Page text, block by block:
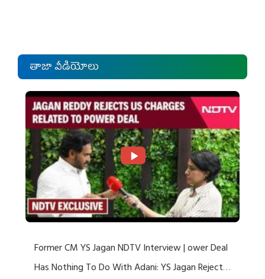
తాజా వీడియోలు
Former CM YS Jagan NDTV Interview | ower Deal
Has Nothing To Do With Adani: YS Jagan Rejects